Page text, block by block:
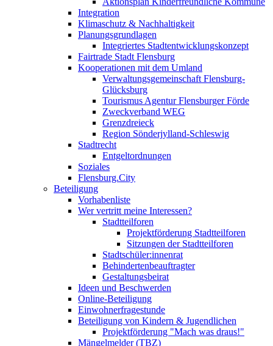
Integration
Klimaschutz & Nachhaltigkeit
Planungsgrundlagen
Integriertes Stadtentwicklungskonzept
Fairtrade Stadt Flensburg
Kooperationen mit dem Umland
Verwaltungsgemeinschaft Flensburg-
Glücksburg
Tourismus Agentur Flensburger Förde
Zweckverband WEG
Grenzdreieck
Region Sönderjylland-Schleswig
Stadtrecht
Entgeltordnungen
Soziales
Flensburg.City
Beteiligung
Vorhabenliste
Wer vertritt meine Interessen?
Stadtteilforen
Projektförderung Stadtteilforen
Sitzungen der Stadtteilforen
Stadtschüler:innenrat
Behindertenbeauftragter
Gestaltungsbeirat
Ideen und Beschwerden
Online-Beteiligung
Einwohnerfragestunde
Beteiligung von Kindern & Jugendlichen
Projektförderung "Mach was draus!"
Mängelmelder (TBZ)